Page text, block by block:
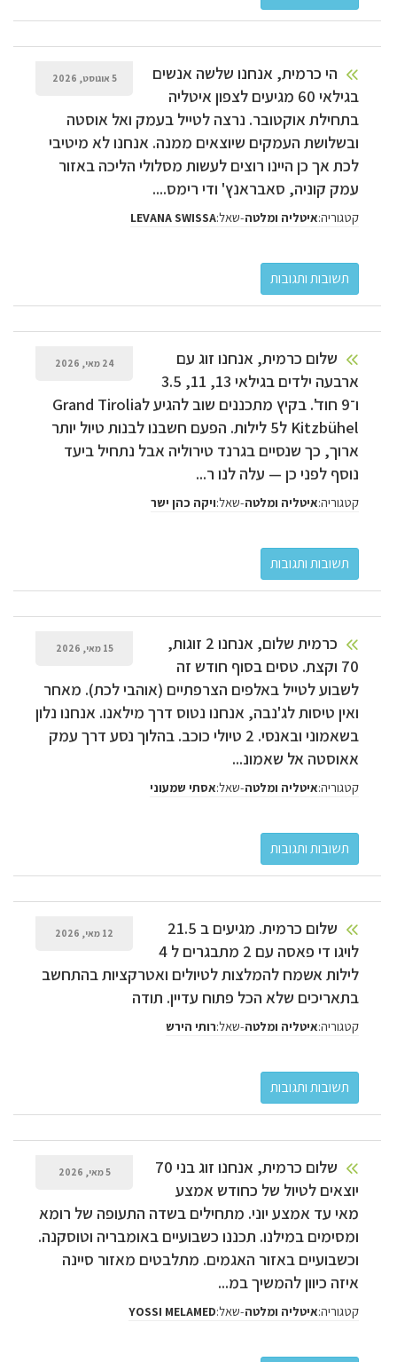
5 אוגוסט, 2026
הי כרמית, אנחנו שלשה אנשים
בגילאי 60 מגיעים לצפון איטליה
בתחילת אוקטובר. נרצה לטייל בעמק ואל אוסטה
ובשלושת העמקים שיוצאים ממנה. אנחנו לא מיטיבי
לכת אך כן היינו רוצים לעשות מסלולי הליכה באזור
עמק קוניה, סאבראנץ' ודי רימס....
קטגוריה:איטליה ומלטה-שאל:LEVANA SWISSA
24 מאי, 2026
שלום כרמית, אנחנו זוג עם
ארבעה ילדים בגילאי 13, 11, 3.5
ו־9 חוד'. בקיץ מתכננים שוב להגיע לGrand Tirolia
Kitzbühel ל5 לילות. הפעם חשבנו לבנות טיול יותר
ארוך, כך שנסיים בגרנד טירוליה אבל נתחיל ביעד
נוסף לפני כן — עלה לנו ר...
קטגוריה:איטליה ומלטה-שאל:ויקה כהן ישר
15 מאי, 2026
כרמית שלום, אנחנו 2 זוגות,
70 וקצת. טסים בסוף חודש זה
לשבוע לטייל באלפים הצרפתיים (אוהבי לכת). מאחר
ואין טיסות לג'נבה, אנחנו נטוס דרך מילאנו. אנחנו נלון
בשאמוני ובאנסי. 2 טיולי כוכב. בהלוך נסע דרך עמק
אאוסטה אל שאמונ...
קטגוריה:איטליה ומלטה-שאל:אסתי שמעוני
12 מאי, 2026
שלום כרמית. מגיעים ב 21.5
לויגו די פאסה עם 2 מתבגרים ל 4
לילות אשמח להמלצות לטיולים ואטרקציות בהתחשב
בתאריכים שלא הכל פתוח עדיין. תודה
קטגוריה:איטליה ומלטה-שאל:רותי הירש
5 מאי, 2026
שלום כרמית, אנחנו זוג בני 70
יוצאים לטיול של כחודש אמצע
מאי עד אמצע יוני. מתחילים בשדה התעופה של רומא
ומסימים במילנו. תכננו כשבועיים באומבריה וטוסקנה.
וכשבועיים באזור האגמים. מתלבטים מאזור סיינה
איזה כיוון להמשיך במ...
קטגוריה:איטליה ומלטה-שאל:YOSSI MELAMED